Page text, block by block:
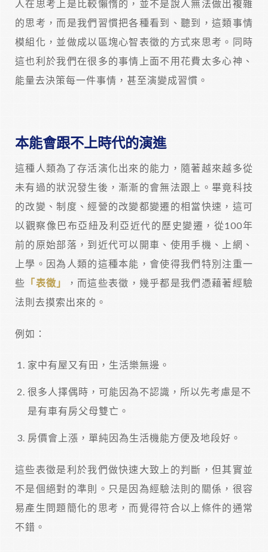
人在思考上是比較懶惰的，並不是說人無法做出複雜
的思考，而是我們習慣把各種看到、聽到，這類事情
模組化，並做成以區塊心智表徵的方式來思考。同時
這也利於我們在很多的事情上面不用花費太多心神、
能量去決策每一件事情，甚至演變成習慣。
本能會跟不上時代的演進
這種人類為了存活演化出來的能力，隨著越來越多從
未有過的狀況發生後，漸漸的會無法跟上。畢竟科技
的改變、制度、經營的改變都變遷的相當快速，這可
以觀察像巴布亞紐及利亞近代的歷史變遷，從100年
前的原始部落，到近代可以開車、使用手機、上網、
上學。因為人類的這種本能，會使得我們特別注重一
些 「表徵」
，而這些表徵，幾乎都是我們憑藉著經驗
法則去摸索出來的。
例如：
家中有屋又有田，生活樂無邊。
很多人擇偶時，可能因為不認識，所以先考慮是不
是有車有房父母雙亡。
房價會上漲，單純因為生活機能方便及地段好。
這些表徵是利於我們做快速大致上的判斷，但其實並
不是個絕對的準則。只是因為經驗法則的關係，很容
易產生問題簡化的思考，而覺得符合以上條件的通常
不錯。